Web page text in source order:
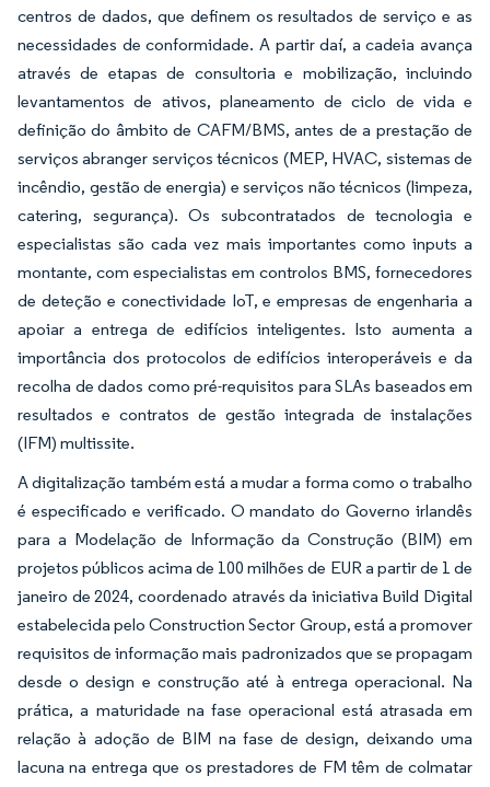
centros de dados, que definem os resultados de serviço e as
necessidades de conformidade. A partir daí, a cadeia avança
através de etapas de consultoria e mobilização, incluindo
levantamentos de ativos, planeamento de ciclo de vida e
definição do âmbito de CAFM/BMS, antes de a prestação de
serviços abranger serviços técnicos (MEP, HVAC, sistemas de
incêndio, gestão de energia) e serviços não técnicos (limpeza,
catering, segurança). Os subcontratados de tecnologia e
especialistas são cada vez mais importantes como inputs a
montante, com especialistas em controlos BMS, fornecedores
de deteção e conectividade IoT, e empresas de engenharia a
apoiar a entrega de edifícios inteligentes. Isto aumenta a
importância dos protocolos de edifícios interoperáveis e da
recolha de dados como pré-requisitos para SLAs baseados em
resultados e contratos de gestão integrada de instalações
(IFM) multissite.
A digitalização também está a mudar a forma como o trabalho
é especificado e verificado. O mandato do Governo irlandês
para a Modelação de Informação da Construção (BIM) em
projetos públicos acima de 100 milhões de EUR a partir de 1 de
janeiro de 2024, coordenado através da iniciativa Build Digital
estabelecida pelo Construction Sector Group, está a promover
requisitos de informação mais padronizados que se propagam
desde o design e construção até à entrega operacional. Na
prática, a maturidade na fase operacional está atrasada em
relação à adoção de BIM na fase de design, deixando uma
lacuna na entrega que os prestadores de FM têm de colmatar